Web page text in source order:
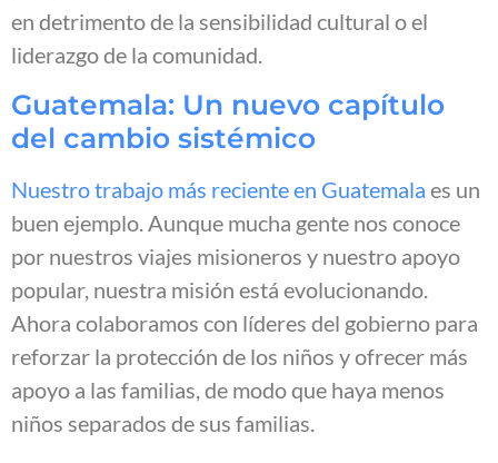
en detrimento de la sensibilidad cultural o el
liderazgo de la comunidad.
Guatemala: Un nuevo capítulo
del cambio sistémico
Nuestro trabajo más reciente en Guatemala es un
buen ejemplo. Aunque mucha gente nos conoce
por nuestros viajes misioneros y nuestro apoyo
popular, nuestra misión está evolucionando.
Ahora colaboramos con líderes del gobierno para
reforzar la protección de los niños y ofrecer más
apoyo a las familias, de modo que haya menos
niños separados de sus familias.